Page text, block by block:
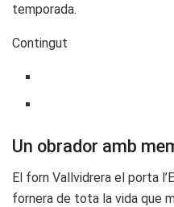
temporada.
Contingut
Un obrador amb
El forn Vallvidrera el porta
fornera de tota la vida que